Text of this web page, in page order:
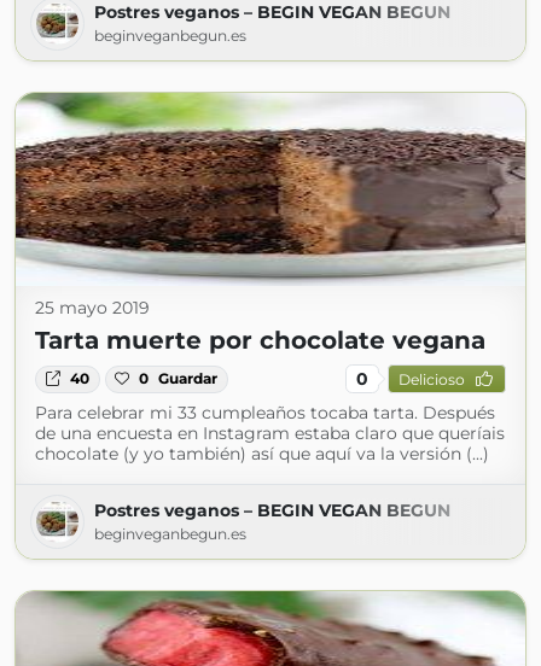
Postres veganos – BEGIN VEGAN BEGUN
beginveganbegun.es
25 mayo 2019
Tarta muerte por chocolate vegana
40 0 Guardar 0 Delicioso
Para celebrar mi 33 cumpleaños tocaba tarta. Después
de una encuesta en Instagram estaba claro que queríais
chocolate (y yo también) así que aquí va la versión (...)
Postres veganos – BEGIN VEGAN BEGUN
beginveganbegun.es